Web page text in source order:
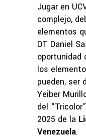
Jugar en
complejo,
elementos
DT Daniel
oportunidad
los
pueden, ser
Yeiber
del
2025 de la
Venezuela.